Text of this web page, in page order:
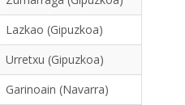
Lazkao (Gipuzkoa)
Urretxu (Gipuzkoa)
Garinoain (Navarra)